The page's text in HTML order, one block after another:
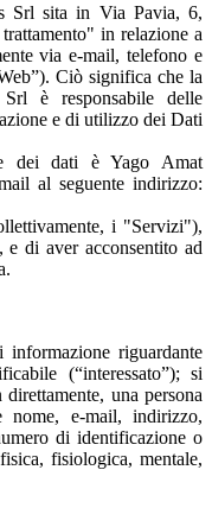
Srl sita in Via Pavia, 6,
in relazione a
via e-mail, telefono e
Ciò significa che la
è responsabile delle
e di utilizzo dei Dati
dei dati è Yago Amat
al seguente indirizzo:
i "Servizi"),
di aver acconsentito ad
riguardante
(“interessato”); si
una persona
nome, e-mail, indirizzo,
di identificazione o
fisiologica, mentale,